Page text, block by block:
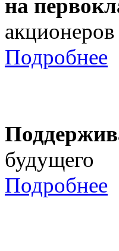
на
акционеров
Подробнее
будущего
Подробнее